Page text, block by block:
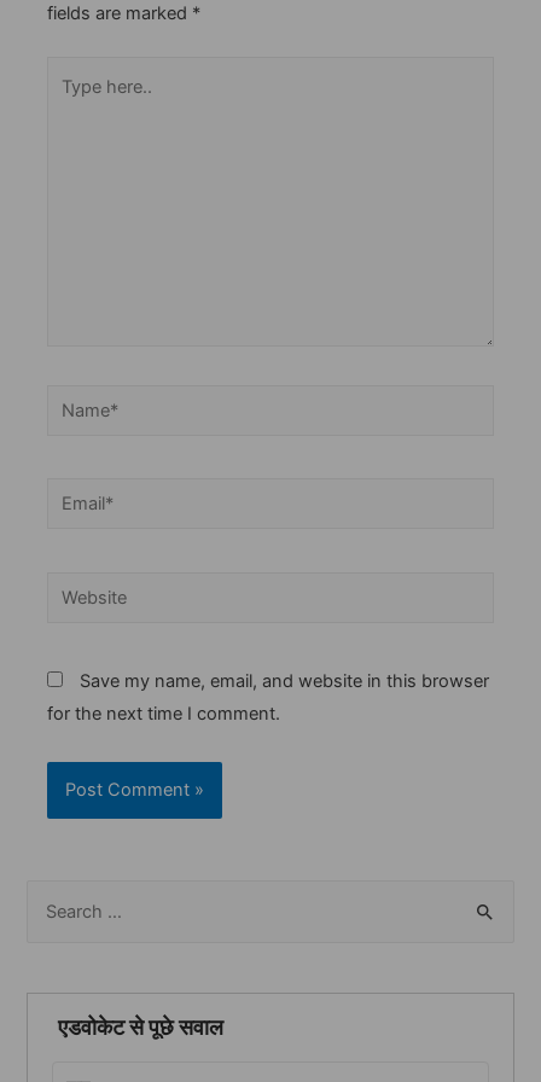
fields are marked *
here..
Name*
Email*
Website
Save my name, email, and website in this browser
for the next time I comment.
r
एडवोकेट से पूछे सवाल